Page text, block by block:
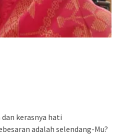
kerasnya hati
adalah selendang-Mu?